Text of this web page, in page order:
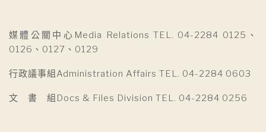
媒體公關中心Media Relations TEL. 04-2284 0125、
0126、0127、0129
行政議事組Administration Affairs TEL. 04-2284 0603
文 書 組Docs & Files Division TEL. 04-2284 0256